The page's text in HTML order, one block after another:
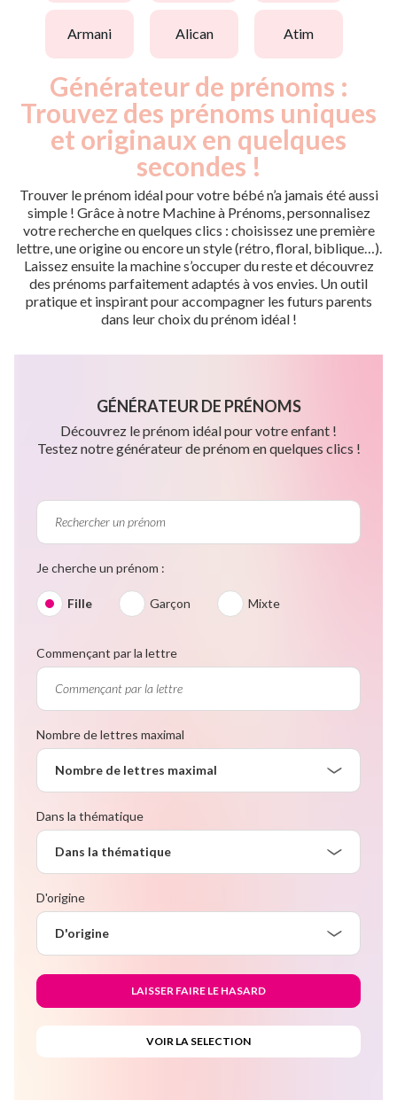
armani alican atim
Générateur de prénoms :
Trouvez des prénoms uniques
et originaux en quelques
secondes !
Trouver le prénom idéal pour votre bébé n’a jamais été aussi
simple ! Grâce à notre Machine à Prénoms, personnalisez
votre recherche en quelques clics : choisissez une première
lettre, une origine ou encore un style (rétro, floral, biblique…).
Laissez ensuite la machine s’occuper du reste et découvrez
des prénoms parfaitement adaptés à vos envies. Un outil
pratique et inspirant pour accompagner les futurs parents
dans leur choix du prénom idéal !
GÉNÉRATEUR DE PRÉNOMS
Découvrez le prénom idéal pour votre enfant !
Testez notre générateur de prénom en quelques clics !
Je cherche un prénom :
Fille Garçon Mixte
Commençant par la lettre
Nombre de lettres maximal
Nombre de lettres maximal
Dans la thématique
Dans la thématique
D'origine
D'origine